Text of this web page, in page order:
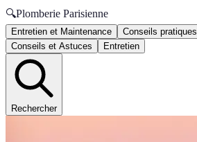
🔍Plomberie Parisienne
Entretien et Maintenance Conseils pratiques
Conseils et Astuces
Entretien
Rechercher